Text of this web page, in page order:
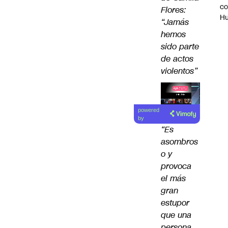
Flores:
“Jamás
hemos
sido parte
de actos
violentos”
Lea el
artículo
powered
by
“Es
asombros
o y
provoca
el más
gran
estupor
que una